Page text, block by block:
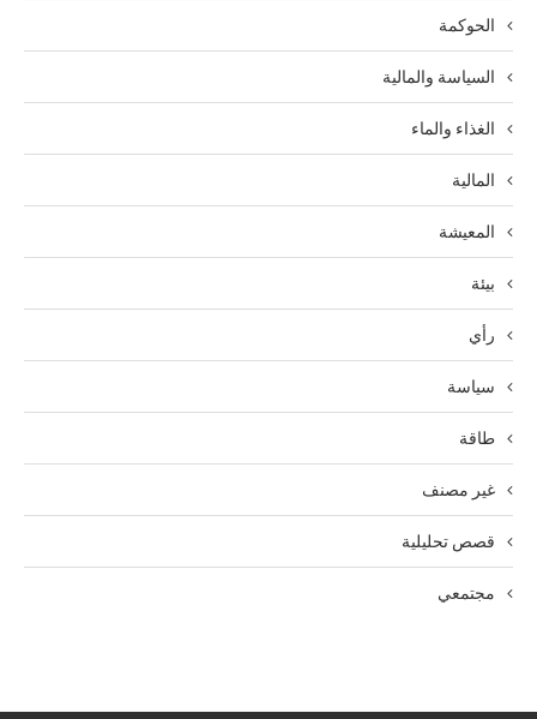
الحوكمة
السياسة والمالية
الغذاء والماء
المالية
المعيشة
بيئة
رأي
سياسة
طاقة
غير مصنف
قصص تحليلية
مجتمعي